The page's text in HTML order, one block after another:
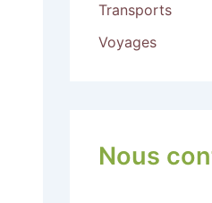
Transports
Voyages
Nous